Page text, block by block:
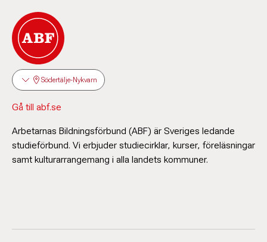
Södertälje-Nykvarn
Gå till abf.se
Arbetarnas Bildningsförbund (ABF) är Sveriges ledande
studieförbund. Vi erbjuder studiecirklar, kurser, föreläsningar
samt kulturarrangemang i alla landets kommuner.